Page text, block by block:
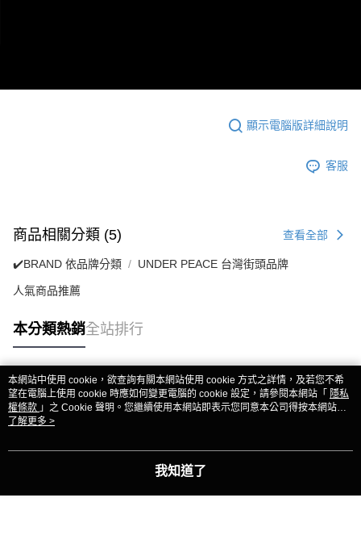
顯示電腦版詳細說明
客服
商品相關分類 (5) 查看全部
✔️BRAND 依品牌分類 UNDER PEACE 台灣街頭品牌
人氣商品推薦
本分類熱銷全站排行
熱門標籤
本網站中使用 cookie，欲查詢有關本網站使用 cookie 方式之詳情，及若您不希
望在電腦上使用 cookie 時應如何變更電腦的 cookie 設定，請參閱本網站「 隱私
權條款 」之 Cookie 聲明。您繼續使用本網站即表示您同意本公司得按本網站使
用條款之 Cookie 聲明使用 cookie。
了解更多 >
我知道了